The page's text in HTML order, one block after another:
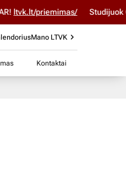
priemimas/ Studijuok ČIA
Mano LTVK
Kontaktai